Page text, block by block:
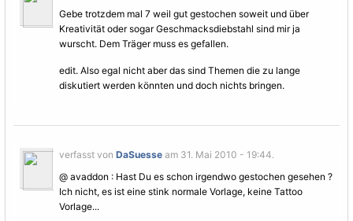
Gebe trotzdem mal 7 weil gut gestochen soweit und über
Kreativität oder sogar Geschmacksdiebstahl sind mir ja
wurscht. Dem Träger muss es gefallen.
edit. Also egal nicht aber das sind Themen die zu lange
diskutiert werden könnten und doch nichts bringen.
verfasst von DaSuesseam 31. Mai 2010 - 19:44.
@ avaddon : Hast Du es schon irgendwo gestochen gesehen ?
Ich nicht, es ist eine stink normale Vorlage, keine Tattoo
Vorlage...